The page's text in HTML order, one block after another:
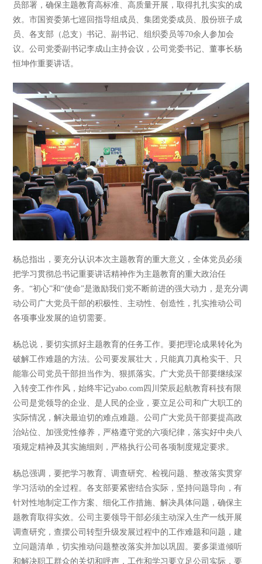
员部署，确保主题教育高标准、高质量开展，取得扎扎实实的成
效。市国资委第七巡回指导组成员、集团党委成员、股份班子成
员、各支部（总支）书记、副书记、组织委员等70余人参加会
议。公司党委副书记李成山主持会议，公司党委书记、董事长杨
恒坤作重要讲话。
杨总指出，要充分认识本次主题教育的重大意义，全体党员必须
把学习贯彻总书记重要讲话精神作为主题教育的重大政治任
务。“初心”和“使命”是激励我们党不断前进的强大动力，是充分调
动公司广大党员干部的积极性、主动性、创造性，扎实推动公司
各项事业发展的迫切需要。
杨总说，要切实抓好主题教育的任务工作。要把理论成果转化为
破解工作难题的方法。公司要发展壮大，只能真刀真枪实干、只
能靠公司党员干部担当作为、狠抓落实。广大党员干部要继续深
入转变工作作风，始终牢记yabo.com四川荣辰起航教育科技有限
公司是党领导的企业、是人民的企业，要立足公司和广大职工的
实际情况，解决最迫切的难点难题。公司广大党员干部要提高政
治站位、加强党性修养，严格遵守党的六项纪律，落实好中央八
项规定精神及其实施细则，严格执行公司各项制度规定要求。
杨总强调，要把学习教育、调查研究、检视问题、整改落实贯穿
学习活动的全过程。各支部要紧密结合实际，坚持问题导向，有
针对性地制定工作方案、细化工作措施、解决具体问题，确保主
题教育取得实效。公司主要领导干部必须主动深入生产一线开展
调查研究，查摆公司转型升级发展过程中的工作难题和问题，建
立问题清单，切实推动问题整改落实并加以巩固。要多渠道倾听
和解决职工群众的关切和呼声，工作和学习要立足公司实际，要